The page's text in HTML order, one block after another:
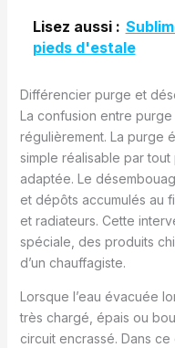
Lisez aussi :
pieds d'estale
Différencier purge et
La confusion entre
régulièrement. La purge
simple réalisable par
adaptée. Le
et dépôts accumulés au
et radiateurs. Cette
spéciale, des produits
d’un chauffagiste.
Lorsque l’eau évacuée
très chargé, épais ou
circuit encrassé. Dans